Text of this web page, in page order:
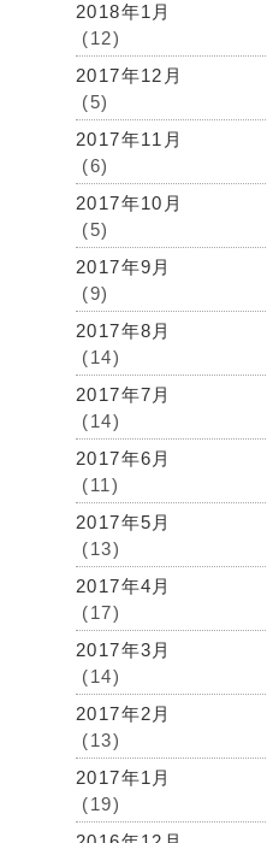
2018年1月
(12)
2017年12月
(5)
2017年11月
(6)
2017年10月
(5)
2017年9月
(9)
2017年8月
(14)
2017年7月
(14)
2017年6月
(11)
2017年5月
(13)
2017年4月
(17)
2017年3月
(14)
2017年2月
(13)
2017年1月
(19)